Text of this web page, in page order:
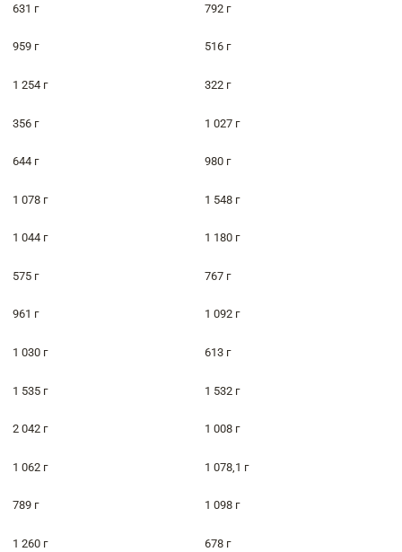
631 г 792 г
959 г 516 г
1 254 г 322 г
356 г 1 027 г
644 г 980 г
1 078 г 1 548 г
1 044 г 1 180 г
575 г 767 г
961 г 1 092 г
1 030 г 613 г
1 535 г 1 532 г
2 042 г 1 008 г
1 062 г 1 078,1 г
789 г 1 098 г
1 260 г 678 г